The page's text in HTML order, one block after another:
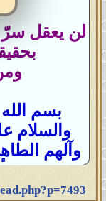
لن يعقل سرّ
بسم
والسلام
وآلهم
الدّين،
من